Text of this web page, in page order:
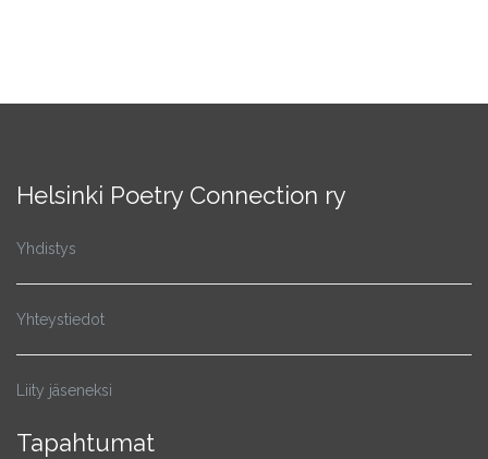
Helsinki Poetry Connection ry
Yhdistys
Yhteystiedot
Liity jäseneksi
Tapahtumat